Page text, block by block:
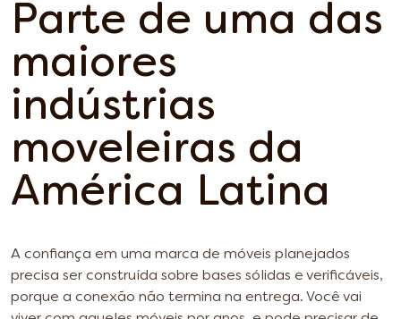
Parte de uma das
maiores
indústrias
moveleiras da
América Latina
A confiança em uma marca de móveis planejados
precisa ser construída sobre bases sólidas e verificáveis,
porque a conexão não termina na entrega. Você vai